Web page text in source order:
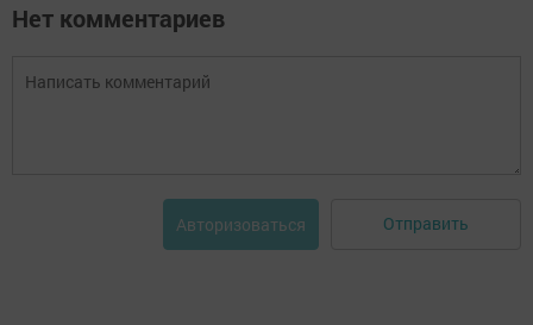
Нет комментариев
Авторизоваться Отправить